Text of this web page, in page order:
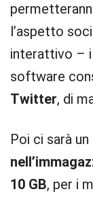
l’aspetto
interattivo –
software
Twitter, di
Poi ci sarà un
10 GB, per i